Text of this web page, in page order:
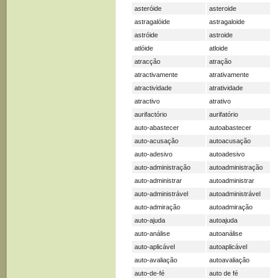
asteróide
asteroide
astragalóide
astragaloide
astróide
astroide
atlóide
atloide
atracção
atração
atractivamente
atrativamente
atractividade
atratividade
atractivo
atrativo
aurifactório
aurifatório
auto-abastecer
autoabastecer
auto-acusação
autoacusação
auto-adesivo
autoadesivo
auto-administração
autoadministração
auto-administrar
autoadministrar
auto-administrável
autoadministrável
auto-admiração
autoadmiração
auto-ajuda
autoajuda
auto-análise
autoanálise
auto-aplicável
autoaplicável
auto-avaliação
autoavaliação
auto-de-fé
auto de fé